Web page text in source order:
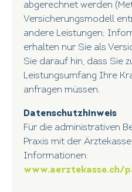
abgerechnet werden
Versicherungsmodell
andere Leistungen;
erhalten nur Sie als
Sie darauf hin, dass Sie
Leistungsumfang Ihre
anfragen müssen.
Datenschutzhinweis
Für die administrativen
Praxis mit der
Informationen:
www.aerztekasse.ch/